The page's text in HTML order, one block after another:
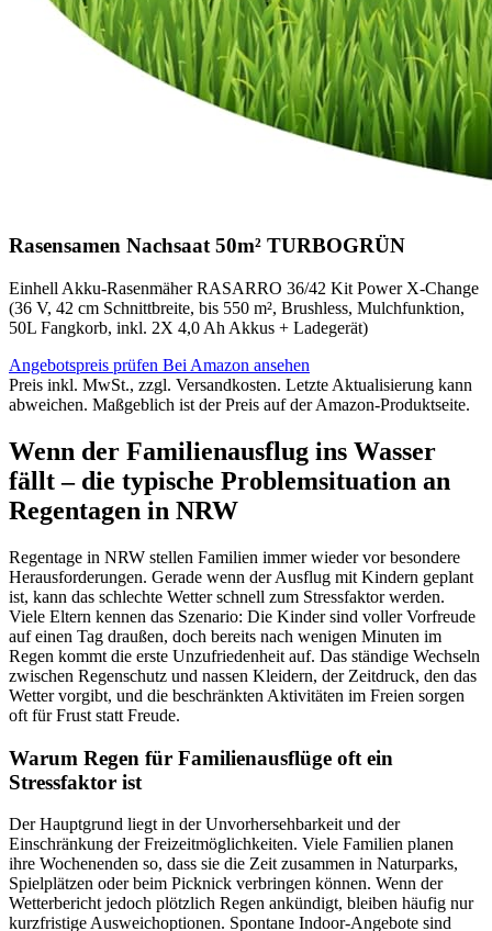
Rasensamen Nachsaat 50m² TURBOGRÜN
Einhell Akku-Rasenmäher RASARRO 36/42 Kit Power X-Change
(36 V, 42 cm Schnittbreite, bis 550 m², Brushless, Mulchfunktion,
50L Fangkorb, inkl. 2X 4,0 Ah Akkus + Ladegerät)
Angebotspreis prüfen Bei Amazon ansehen
Preis inkl. MwSt., zzgl. Versandkosten. Letzte Aktualisierung kann
abweichen. Maßgeblich ist der Preis auf der Amazon-Produktseite.
Wenn der Familienausflug ins Wasser
fällt – die typische Problemsituation an
Regentagen in NRW
Regentage in NRW stellen Familien immer wieder vor besondere
Herausforderungen. Gerade wenn der Ausflug mit Kindern geplant
ist, kann das schlechte Wetter schnell zum Stressfaktor werden.
Viele Eltern kennen das Szenario: Die Kinder sind voller Vorfreude
auf einen Tag draußen, doch bereits nach wenigen Minuten im
Regen kommt die erste Unzufriedenheit auf. Das ständige Wechseln
zwischen Regenschutz und nassen Kleidern, der Zeitdruck, den das
Wetter vorgibt, und die beschränkten Aktivitäten im Freien sorgen
oft für Frust statt Freude.
Warum Regen für Familienausflüge oft ein
Stressfaktor ist
Der Hauptgrund liegt in der Unvorhersehbarkeit und der
Einschränkung der Freizeitmöglichkeiten. Viele Familien planen
ihre Wochenenden so, dass sie die Zeit zusammen in Naturparks,
Spielplätzen oder beim Picknick verbringen können. Wenn der
Wetterbericht jedoch plötzlich Regen ankündigt, bleiben häufig nur
kurzfristige Ausweichoptionen. Spontane Indoor-Angebote sind